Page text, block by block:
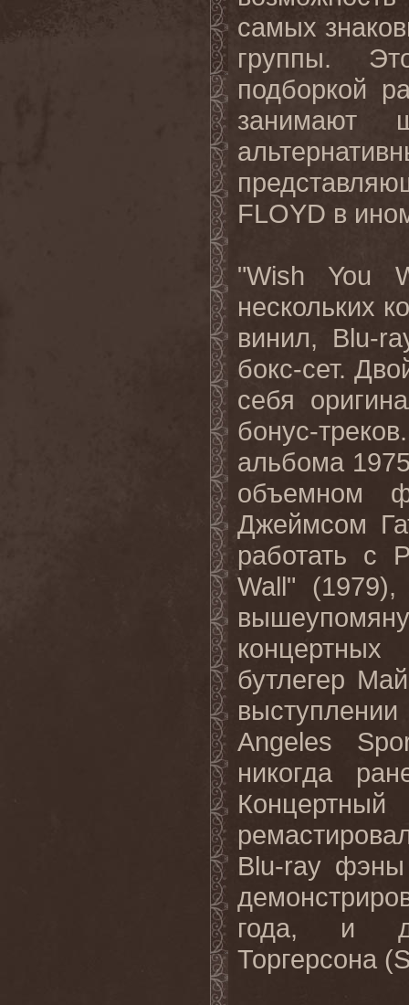
самых
группы.
подборкой
занимают
FLOYD в
"Wish You
нескольких
винил, Blu-
бокс-сет.
себя
бонус-
альбома
объемном
Джеймсом
работать с
Wall" (1979),
бутлегер
Angeles
никогда
Концертный
Blu-ray фэны
года, и
Торгерсона (